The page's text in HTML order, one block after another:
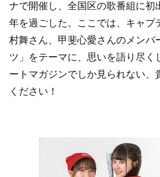
ナで開催し、全国区の歌番組に初
年を過ごした。ここでは、キャプ
村舞さん、甲斐心愛さんのメンバ
ツ」をテーマに、思いを語り尽く
ートマガジンでしか見られない、
ください！